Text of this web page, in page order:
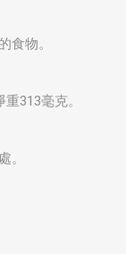
食物。
313毫克。
。